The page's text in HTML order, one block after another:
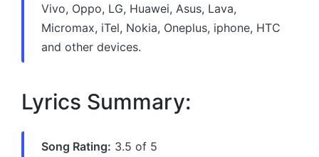
Vivo, Oppo, LG, Huawei, Asus, Lava,
Micromax, iTel, Nokia, Oneplus, iphone, HTC
and other devices.
Lyrics Summary:
Song Rating: 3.5 of 5